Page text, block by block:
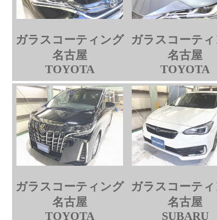
ガラスコーティング
名古屋
TOYOTA
ガラスコーテ
名古屋
TOYOTA
ガラスコーティング
名古屋
TOYOTA
ガラスコーテ
名古屋
SUBARU